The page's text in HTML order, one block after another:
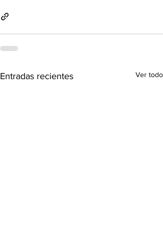
Entradas recientes Ver todo